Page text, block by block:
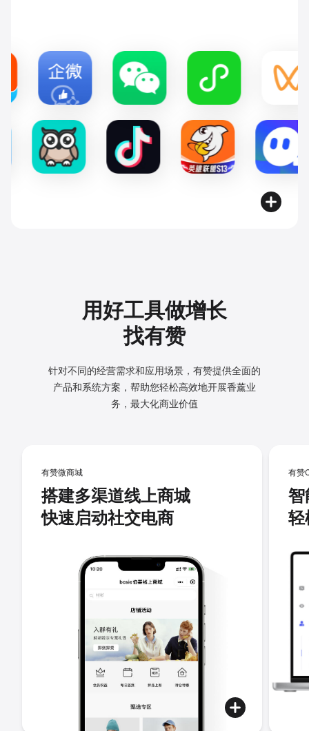
用好工具做增长
找有赞
针对不同的经营需求和应用场景，有赞提供全面的
产品和系统方案， 帮助您轻松高效地开展香薰业
务，最大化商业价值
有赞微商城
搭建多渠道线上商城
快速启动社交电商
有赞
智
轻